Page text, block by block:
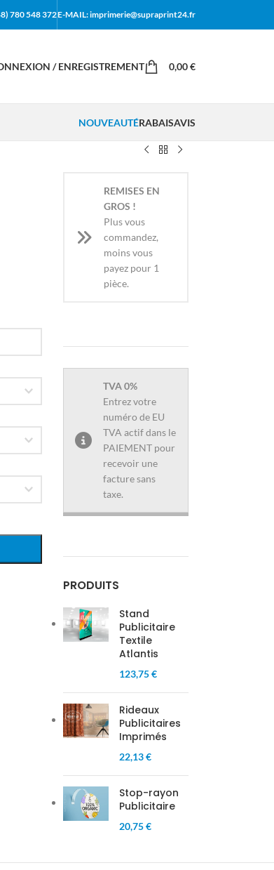
780 548 372E-MAIL: imprimerie@supraprint24.fr
/ ENREGISTREMENT 0,00€
NOUVEAUTÉRABAISAVIS
REMISES EN
GROS !
Plus vous
commandez,
moins vous
payez pour 1
pièce.
TVA 0%
Entrez votre
numéro de EU
TVA actif dans le
PAIEMENT pour
recevoir une
facture sans
taxe.
PRODUITS
Stand
Publicitaire
Textile
Atlantis
123,75 €
Rideaux
Publicitaires
Imprimés
22,13 €
Stop-rayon
Publicitaire
20,75 €